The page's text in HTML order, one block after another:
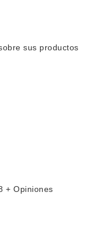
sus productos
+ Opiniones